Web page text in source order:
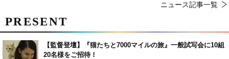
ニュース記事一覧
PRESENT
【監督登壇】『猫たちと7000マイルの旅』一般試写会に10組
20名様をご招待！